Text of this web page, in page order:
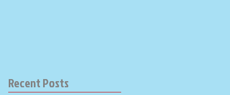
Recent Posts